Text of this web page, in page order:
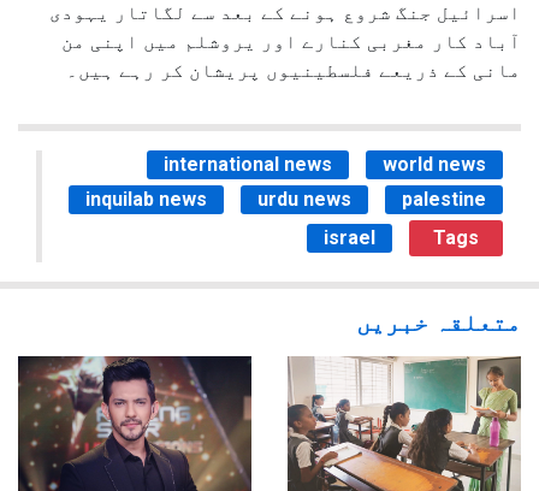
اسرائیل جنگ شروع ہونے کے بعد سے لگاتار یہودی
آباد کار مغربی کنارے اور یروشلم میں اپنی من
مانی کے ذریعے فلسطینیوں پریشان کر رہے ہیں۔
international news
world news
inquilab news
urdu news
palestine
israel
Tags
متعلقہ خبریں